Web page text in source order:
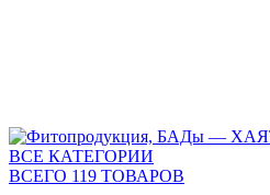
ВСЕ КАТЕГОРИИ
ВСЕГО 119 ТОВАРОВ